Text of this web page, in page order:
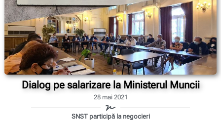
Dialog pe salarizare la Ministerul Muncii
28 mai 2021
SNST participă la negocieri